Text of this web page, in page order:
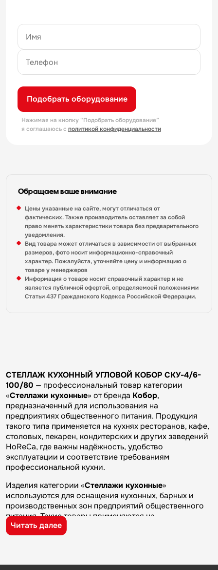
Подобрать оборудование
Нажимая на кнопку “Подобрать оборудование”
я соглашаюсь с политикой конфиденциальности
Обращаем ваше внимание
Цены указанные на сайте, могут отличаться от
фактических. Также производитель оставляет за собой
право менять характеристики товара без предварительного
уведомления.
Вид товара может отличаться в зависимости от выбранных
размеров, фото носит информационно-справочный
характер. Пожалуйста, уточняйте цену и информацию о
товаре у менеджеров
Информация о товаре носит справочный характер и не
является публичной офертой, определяемоей положениями
Статьи 437 Гражданского Кодекса Российской Федерации.
СТЕЛЛАЖ КУХОННЫЙ УГЛОВОЙ КОБОР СКУ-4/6-
100/80 — профессиональный товар категории
«Стеллажи кухонные» от бренда Кобор,
предназначенный для использования на
предприятиях общественного питания. Продукция
такого типа применяется на кухнях ресторанов, кафе,
столовых, пекарен, кондитерских и других заведений
HoReCa, где важны надёжность, удобство
эксплуатации и соответствие требованиям
профессиональной кухни.
Изделия категории «Стеллажи кухонные»
используются для оснащения кухонных, барных и
производственных зон предприятий общественного
питания. Такие товары применяются на
профессиональных кухнях ресторанов и кафе, в
столовых, пекарнях, кондитерских и на пищевых
работы.
Читать далее